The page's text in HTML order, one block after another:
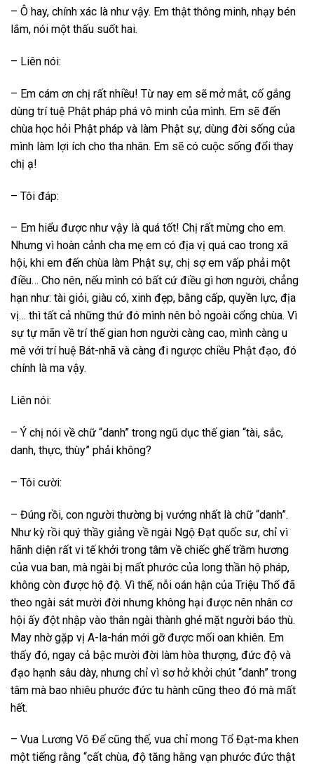
– Ô hay, chính xác là như vậy. Em thật thông minh, nhạy bén
lắm, nói một thấu suốt hai.
– Liên nói:
– Em cám ơn chị rất nhiều! Từ nay em sẽ mở mắt, cố gắng
dùng trí tuệ Phật pháp phá vô minh của mình. Em sẽ đến
chùa học hỏi Phật pháp và làm Phật sự, dùng đời sống của
mình làm lợi ích cho tha nhân. Em sẽ có cuộc sống đổi thay
chị ạ!
– Tôi đáp:
– Em hiểu được như vậy là quá tốt! Chị rất mừng cho em.
Nhưng vì hoàn cảnh cha mẹ em có địa vị quá cao trong xã
hội, khi em đến chùa làm Phật sự, chị sợ em vấp phải một
điều… Cho nên, nếu mình có bất cứ điều gì hơn người, chẳng
hạn như: tài giỏi, giàu có, xinh đẹp, bằng cấp, quyền lực, địa
vị… thì tất cả những thứ đó mình nên bỏ ngoài cổng chùa. Vì
sự tự mãn về trí thế gian hơn người càng cao, mình càng u
mê với trí huệ Bát-nhã và càng đi ngược chiều Phật đạo, đó
chính là ma vậy.
Liên nói:
– Ý chị nói về chữ “danh” trong ngũ dục thế gian “tài, sắc,
danh, thực, thùy” phải không?
– Tôi cười:
– Đúng rồi, con người thường bị vướng nhất là chữ “danh”.
Như kỳ rồi quý thầy giảng về ngài Ngộ Đạt quốc sư, chỉ vì
hãnh diện rất vi tế khởi trong tâm về chiếc ghế trầm hương
của vua ban, mà ngài bị mất phước của long thần hộ pháp,
không còn được hộ độ. Vì thế, nỗi oán hận của Triệu Thố đã
theo ngài sát mười đời nhưng không hại được nên nhân cơ
hội ấy đột nhập vào thân ngài thành ghẻ mặt người báo thù.
May nhờ gặp vị A-la-hán mới gỡ được mối oan khiên. Em
thấy đó, ngay cả bậc mười đời làm hòa thượng, đức độ và
đạo hạnh sâu dày, nhưng chỉ vì sơ hở khởi chút “danh” trong
tâm mà bao nhiêu phước đức tu hành cũng theo đó mà mất
hết.
– Vua Lương Võ Đế cũng thế, vua chỉ mong Tổ Đạt-ma khen
một tiếng rằng “cất chùa, độ tăng hằng vạn phước đức thật